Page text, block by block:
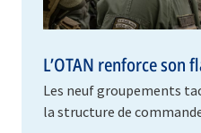
L’OTAN renforce son
Les neuf groupements
la structure de